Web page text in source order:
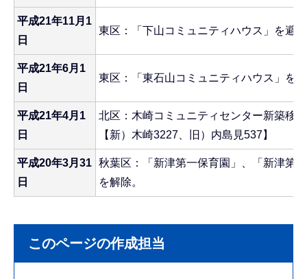
平成21年11月1
日
東区：「下山コミュニティハウス」を避
平成21年6月1
日
東区：「東石山コミュニティハウス」を
平成21年4月1
日
北区：木崎コミュニティセンター新築移
【新）木崎3227、旧）内島見537】
平成20年3月31
日
秋葉区：「新津第一保育園」、「新津第
を解除。
このページの作成担当